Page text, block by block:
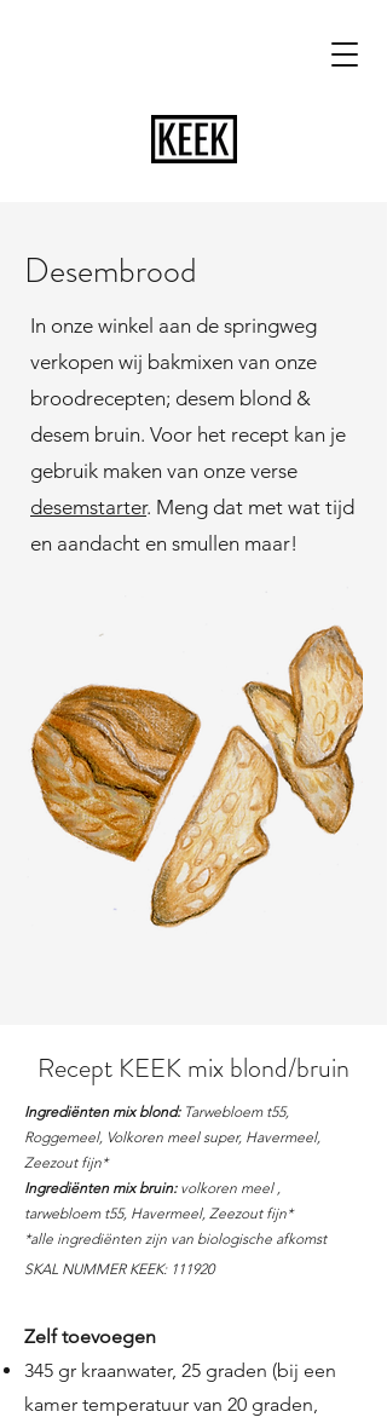
Desembrood
In onze winkel aan de springweg
verkopen wij bakmixen van onze
broodrecepten; desem blond &
desem bruin. Voor het recept kan je
gebruik maken van onze verse
desemstarter. Meng dat met wat tijd
en aandacht en smullen maar!
Recept KEEK mix blond/bruin
Ingrediënten mix blond: Tarwebloem t55,
Roggemeel, Volkoren meel super, Havermeel,
Zeezout fijn*
Ingrediënten mix bruin:volkoren meel ,
tarwebloem t55, Havermeel, Zeezout fijn*
*alle ingrediënten zijn van biologische afkomst
SKAL NUMMER KEEK: 111920
Zelf toevoegen
345 gr kraanwater, 25 graden (bij een
kamer temperatuur van 20 graden,